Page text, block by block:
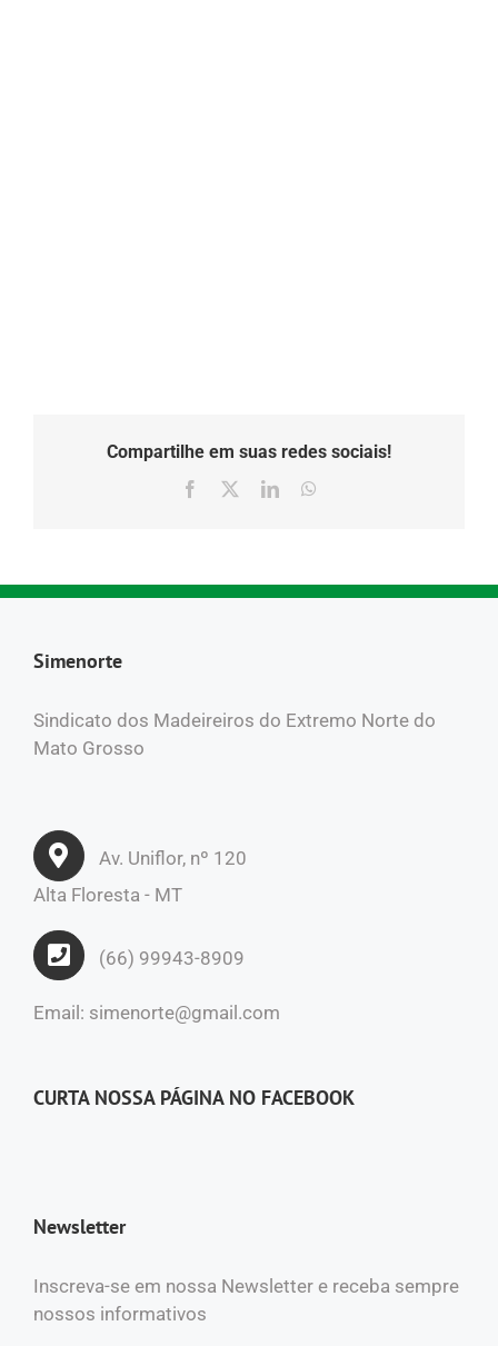
Compartilhe em suas redes sociais!
Facebook LinkedIn
Simenorte
Sindicato dos Madeireiros do Extremo Norte do
Mato Grosso
Av. Uniflor, nº 120
Alta Floresta - MT
(66) 99943-8909
Email: simenorte@gmail.com
CURTA NOSSA PÁGINA NO FACEBOOK
Newsletter
Inscreva-se em nossa Newsletter e receba sempre
nossos informativos